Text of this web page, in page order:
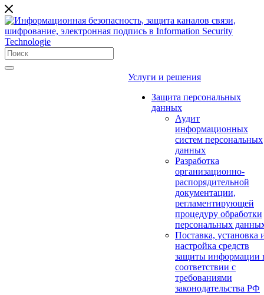
Услуги и решения
Защита персональных
данных
Аудит
информационных
систем персональных
данных
Разработка
организационно-
распорядительной
документации,
регламентирующей
процедуру обработки
персональных
Поставка, установка
настройка средств
защиты информации
соответствии с
требованиями
законодательства РФ